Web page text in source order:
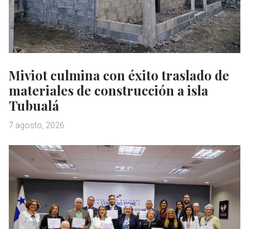
Miviot culmina con éxito traslado de
materiales de construcción a isla
Tubualá
7 agosto, 2026